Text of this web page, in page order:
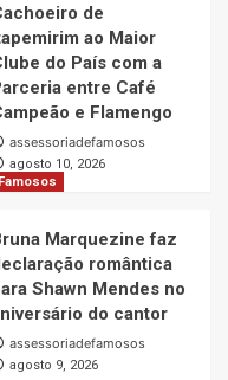
de
ao Maior
do País com a
entre Café
e Flamengo
assessoriadefamosos
agosto 10, 2026
Famosos
Marquezine faz
romântica
Shawn Mendes no
do cantor
assessoriadefamosos
agosto 9, 2026